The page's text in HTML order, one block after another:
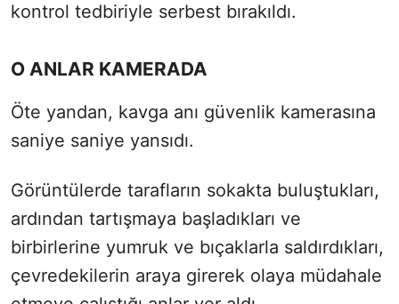
kontrol tedbiriyle serbest bırakıldı.
O ANLAR KAMERADA
Öte yandan, kavga anı güvenlik kamerasına
saniye saniye yansıdı.
Görüntülerde tarafların sokakta buluştukları,
ardından tartışmaya başladıkları ve
birbirlerine yumruk ve bıçaklarla saldırdıkları,
çevredekilerin araya girerek olaya müdahale